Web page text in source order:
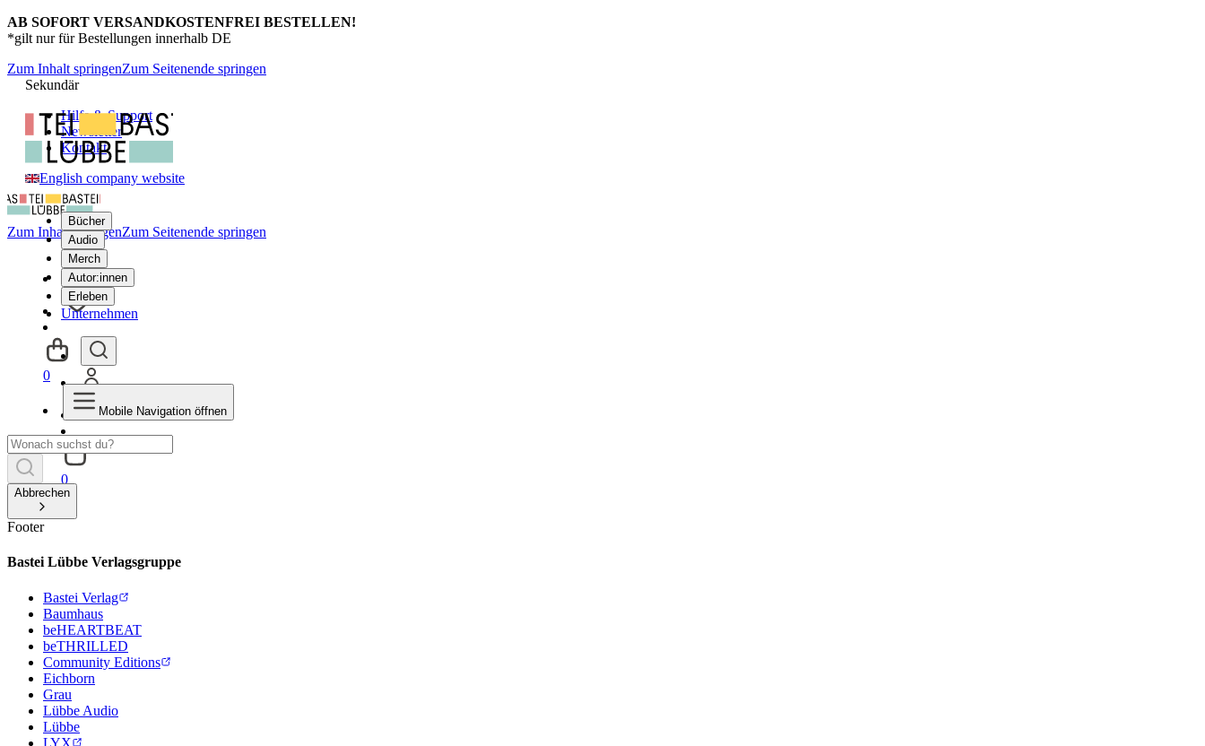
AB SOFORT VERSANDKOSTENFREI BESTELLEN!
*gilt nur für Bestellungen innerhalb DE
Zum Inhalt springenZum Seitenende springen
Sekundär
Hilfe & Support
Newsletter
Kontakt
English company website
Bücher
Audio
Merch
Autor:innen
Erleben
Unternehmen
0
Zum Inhalt springenZum Seitenende springen
0
Mobile Navigation öffnen
Abbrechen
Footer
Bastei Lübbe Verlagsgruppe
Bastei Verlag
Baumhaus
beHEARTBEAT
beTHRILLED
Community Editions
Eichborn
Grau
Lübbe Audio
Lübbe
LYX